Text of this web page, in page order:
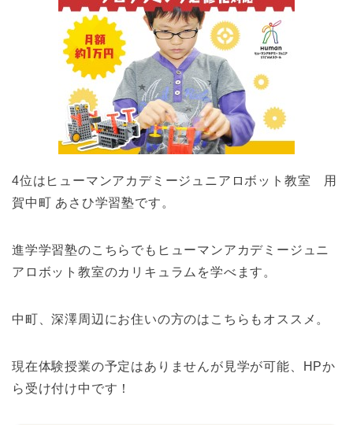
4位はヒューマンアカデミージュニアロボット教室 用
賀中町 あさひ学習塾です。
進学学習塾のこちらでもヒューマンアカデミージュニ
アロボット教室のカリキュラムを学べます。
中町、深澤周辺にお住いの方のはこちらもオススメ。
現在体験授業の予定はありませんが見学が可能、HPか
ら受け付け中です！